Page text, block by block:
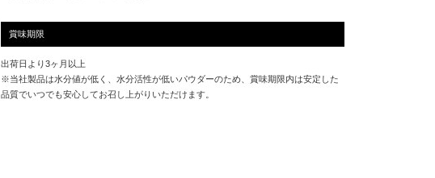
賞味期限
出荷日より3ヶ月以上
※当社製品は水分値が低く、水分活性が低いパウダーのため、賞味期限内は安定した
品質でいつでも安心してお召し上がりいただけます。